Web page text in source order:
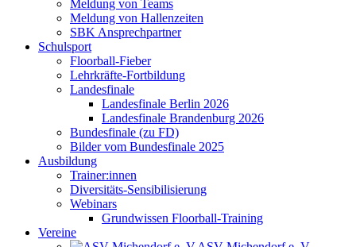
Meldung von Teams
Meldung von Hallenzeiten
SBK Ansprechpartner
Schulsport
Floorball-Fieber
Lehrkräfte-Fortbildung
Landesfinale
Landesfinale Berlin 2026
Landesfinale Brandenburg 2026
Bundesfinale (zu FD)
Bilder vom Bundesfinale 2025
Ausbildung
Trainer:innen
Diversitäts-Sensibilisierung
Webinars
Grundwissen Floorball-Training
Vereine